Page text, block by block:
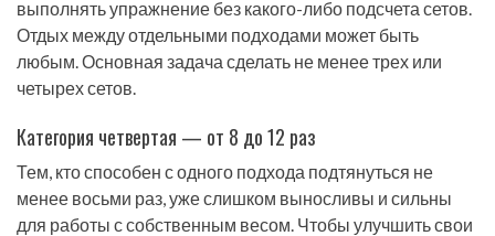
выполнять упражнение без какого-либо подсчета сетов.
Отдых между отдельными подходами может быть
любым. Основная задача сделать не менее трех или
четырех сетов.
Категория четвертая — от 8 до 12 раз
Тем, кто способен с одного подхода подтянуться не
менее восьми раз, уже слишком выносливы и сильны
для работы с собственным весом. Чтобы улучшить свои